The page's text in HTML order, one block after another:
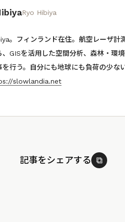
Ryo Hibiya
。フィンランド在住。航空レーザ計
、GISを活用した空間分析、森林・環
を行う。自分にも地球にも負荷の少な
slowlandia.net
記事をシェアする ⧉